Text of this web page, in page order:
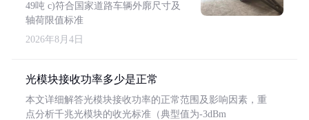
49吨 c)符合国家道路车辆外廓尺寸及
轴荷限值标准
2026年8月4日
光模块接收功率多少是正常
本文详细解答光模块接收功率的正常范围及影响因素，重
点分析千兆光模块的收光标准（典型值为-3dBm